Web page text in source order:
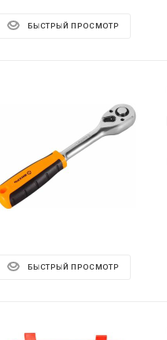
БЫСТРЫЙ ПРОСМОТР
БЫСТРЫЙ ПРОСМОТР